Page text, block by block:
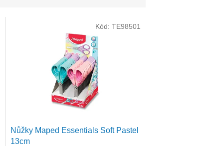
Nůžky Maped Essentials Soft Pastel
13cm
Kód: TE98501